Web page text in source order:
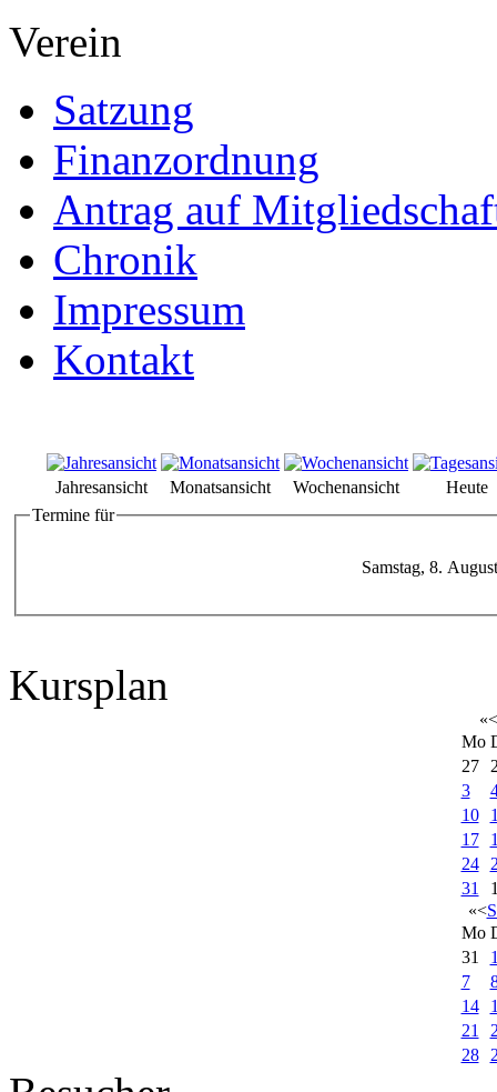
Verein
Satzung
Finanzordnung
Antrag auf
Chronik
Impressum
Kontakt
Jahresansicht Monatsansicht Wochenansicht
Heute
Termine für
Samstag, 8.
Kursplan
«<
Mo
27
3
10
17
24
31
«<
Mo
31
7
14
21
28